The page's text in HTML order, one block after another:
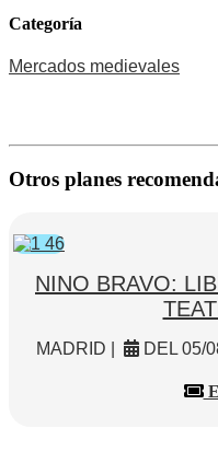
Categoría
Mercados medievales
Otros planes
NINO BRAVO:
MADRID | DEL 05/